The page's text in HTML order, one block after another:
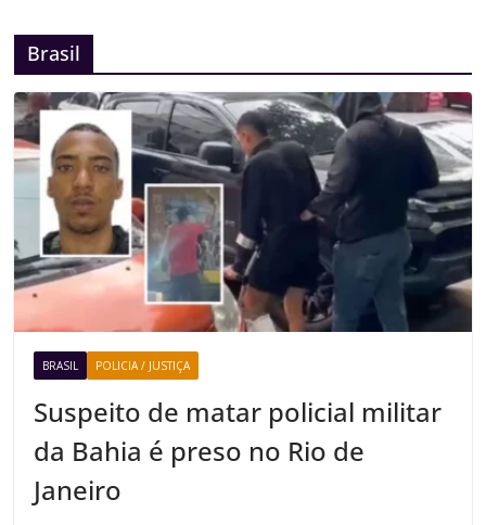
Brasil
BRASIL POLICIA / JUSTIÇA
Suspeito de matar policial militar
da Bahia é preso no Rio de
Janeiro